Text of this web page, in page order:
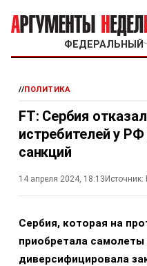
ФЕДЕРАЛЬНЫЙ
//ПОЛИТИКА
FT: Сербия
истребителей у
санкций
14 апреля 2024, 18:13 Источник:
Сербия, которая на
приобретала самолеты
диверсифицировала